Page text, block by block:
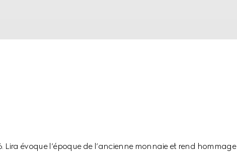
Lira évoque l’époque de l’ancienne monnaie et rend hommage